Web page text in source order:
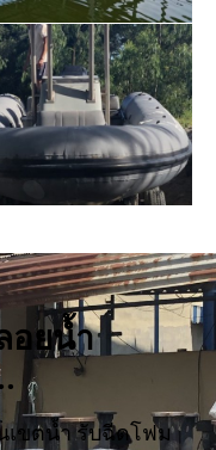
อยน้ำ
ขตน้ำ รับฉีดโฟม